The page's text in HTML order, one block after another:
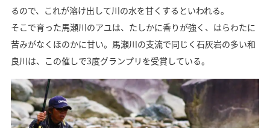
るので、これが溶け出して川の水を甘くするといわれる。
そこで育った馬瀬川のアユは、たしかに香りが強く、はらわたに
苦みがなくほのかに甘い。馬瀬川の支流で同じく石灰岩の多い和
良川は、この催しで3度グランプリを受賞している。